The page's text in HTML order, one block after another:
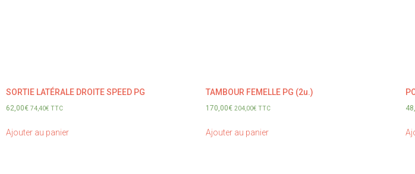
SORTIE LATÉRALE DROITE SPEED PG
62,00€ 74,40€ TTC
Ajouter au panier
TAMBOUR FEMELLE PG (2u.)
170,00€ 204,00€ TTC
Ajouter au panier